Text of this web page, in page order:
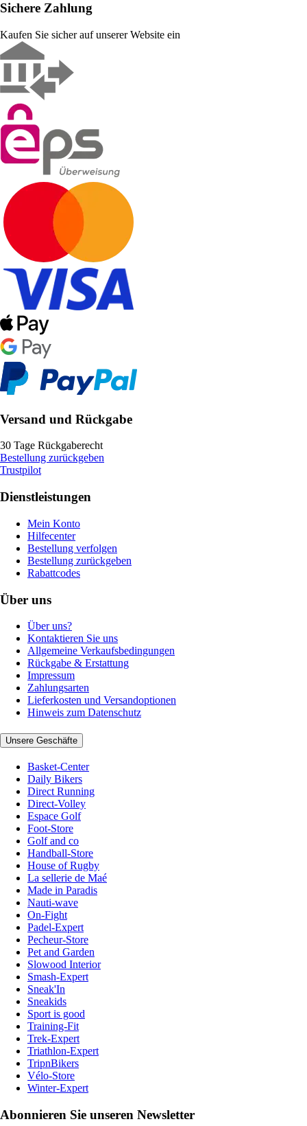
Sichere Zahlung
Kaufen Sie sicher auf unserer Website ein
Versand und Rückgabe
30 Tage Rückgaberecht
Bestellung zurückgeben
Trustpilot
Dienstleistungen
Mein Konto
Hilfecenter
Bestellung verfolgen
Bestellung zurückgeben
Rabattcodes
Über uns
Über uns?
Kontaktieren Sie uns
Allgemeine Verkaufsbedingungen
Rückgabe & Erstattung
Impressum
Zahlungsarten
Lieferkosten und Versandoptionen
Hinweis zum Datenschutz
Unsere Geschäfte
Basket-Center
Daily Bikers
Direct Running
Direct-Volley
Espace Golf
Foot-Store
Golf and co
Handball-Store
House of Rugby
La sellerie de Maé
Made in Paradis
Nauti-wave
On-Fight
Padel-Expert
Pecheur-Store
Pet and Garden
Slowood Interior
Smash-Expert
Sneak'In
Sneakids
Sport is good
Training-Fit
Trek-Expert
Triathlon-Expert
TripnBikers
Vélo-Store
Winter-Expert
Abonnieren Sie unseren Newsletter